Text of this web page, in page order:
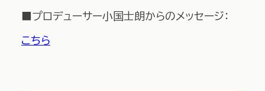
■プロデューサー小国士朗からのメッセージ：
こちら